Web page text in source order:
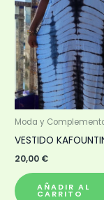
Moda y
VESTIDO
20,00 €
AÑADIR AL
CARRITO